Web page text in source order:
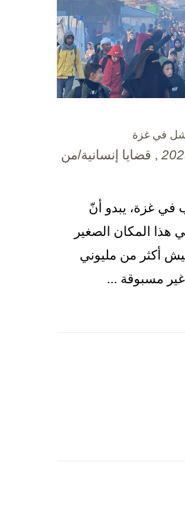
في غزة
, قضايا إنسانية/من
في غزة، يبدو أنّ
هذا المكان الصغير
أكثر من مليوني
مسبوقة ...